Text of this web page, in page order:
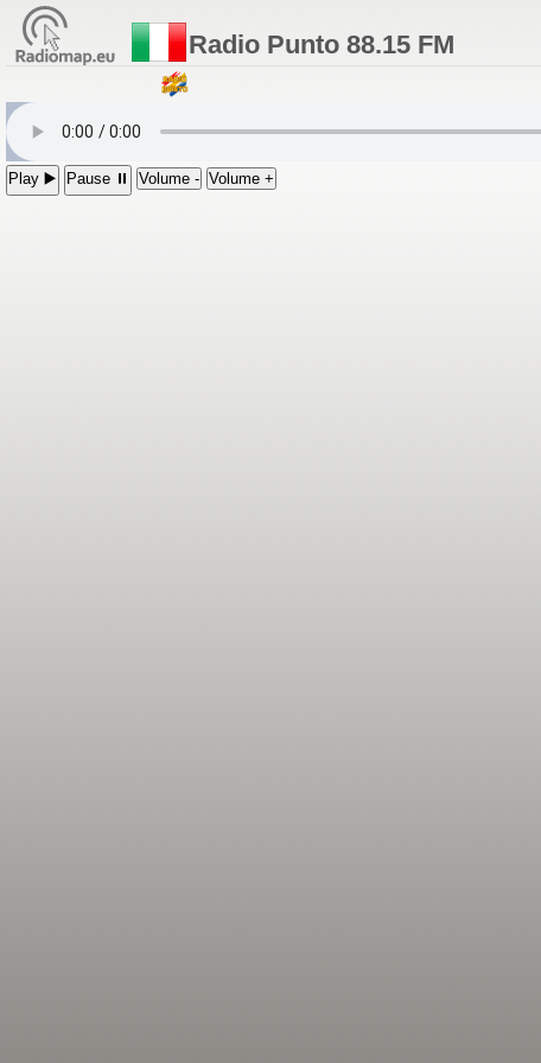
Radio Punto 88.15 FM
Play ▶️ Pause ⏸ Volume - Volume +